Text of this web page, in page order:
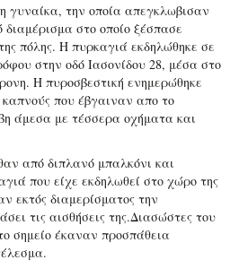
γυναίκα, την οποία απεγκλωβισαν
στο οποίο ξέσπασε
πόλης. Η πυρκαγιά εκδηλώθηκε σε
στην οδό Ιασονίδου 28, μέσα στο
Η πυροσβεστική ενημερώθηκε
καπνούς που έβγαιναν απο το
άμεσα με τέσσερα οχήματα και
από διπλανό μπαλκόνι και
που είχε εκδηλωθεί στο χώρο της
εκτός διαμερίσματος την
τις αισθήσεις της.Διασώστες του
σημείο έκαναν προσπάθεια